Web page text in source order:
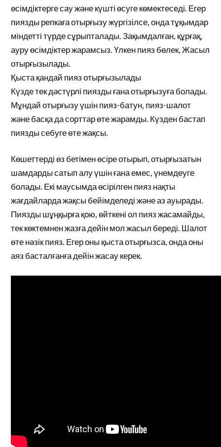
өсімдіктерге сау және күшті өсуге көмектеседі. Егер
пиязды репкаға отырғызу жүргізілсе, онда тұқымдар
міндетті түрде сұрыпталады. Зақымдалған, құрғақ,
ауру өсімдіктер жарамсыз. Үлкен пияз бөлек, Жасыл
отырғызылады.
Қыста қандай пияз отырғызылады
Күзде тек дәстүрлі пиязды ғана отырғызуға болады.
Мұндай отырғызу үшін пияз-батун, пияз-шалот
және басқа да сорттар өте жарамды. Күзден бастап
пиязды себуге өте жақсы.
Көшеттерді өз бетімен өсіре отырып, отырғызатын
шамдарды сатып алу үшін ғана емес, үнемдеуге
болады. Екі маусымда өсірілген пияз нақты
жағдайларда жақсы бейімделеді және аз ауырады.
Пиязды шұңқырға қою, өйткені ол пияз жасамайды,
тек көктемнен жазға дейін мол жасыл береді. Шалот
өте нәзік пияз. Егер оны қыста отырғызса, онда оны
аяз басталғанға дейін жасау керек.